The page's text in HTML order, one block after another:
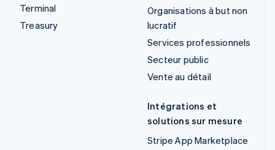
Terminal
Treasury
Organisations à but non
lucratif
Services professionnels
Secteur public
Vente au détail
Intégrations et
solutions sur mesure
Stripe App Marketplace